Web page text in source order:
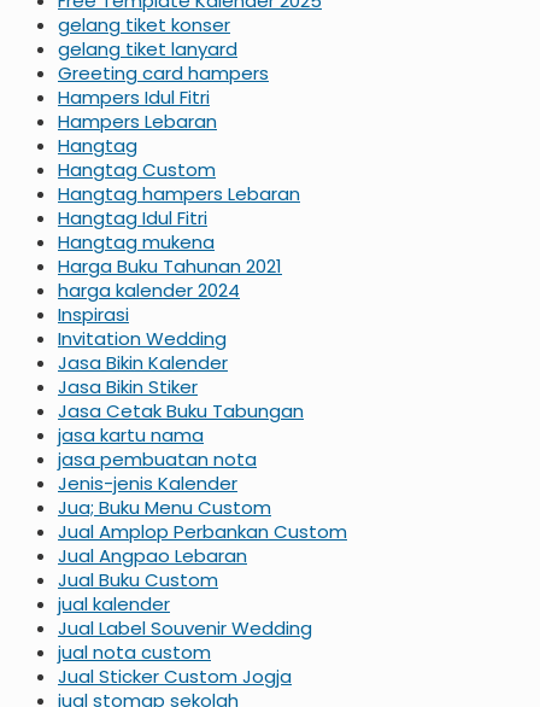
gelang tiket konser
gelang tiket lanyard
Greeting card hampers
Hampers Idul Fitri
Hampers Lebaran
Hangtag
Hangtag Custom
Hangtag hampers Lebaran
Hangtag Idul Fitri
Hangtag mukena
Harga Buku Tahunan 2021
harga kalender 2024
Inspirasi
Invitation Wedding
Jasa Bikin Kalender
Jasa Bikin Stiker
Jasa Cetak Buku Tabungan
jasa kartu nama
jasa pembuatan nota
Jenis-jenis Kalender
Jua; Buku Menu Custom
Jual Amplop Perbankan Custom
Jual Angpao Lebaran
Jual Buku Custom
jual kalender
Jual Label Souvenir Wedding
jual nota custom
Jual Sticker Custom Jogja
jual stomap sekolah